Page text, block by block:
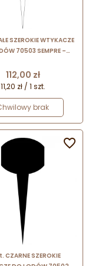
SZEROKIE WTYKACZE
70503 SEMPRE –
lodów w witrynie
Cena
112,00 zł
11,20 zł / 1 szt.
brak
CZARNE SZEROKIE
